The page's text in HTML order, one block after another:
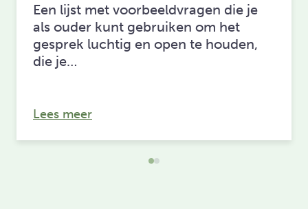
Een lijst met voorbeeldvragen die je
als ouder kunt gebruiken om het
gesprek luchtig en open te houden,
die je…
Lees meerover: Dag van de Scheiding: houd